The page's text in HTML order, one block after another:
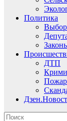
Политика
ДТП